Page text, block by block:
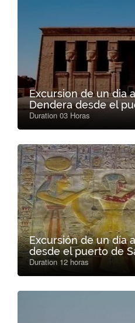
Excursion de un dia
Dendera desde el
Duration 03 Horas
Excursión de un día
desde el puerto de
Duration 12 horas